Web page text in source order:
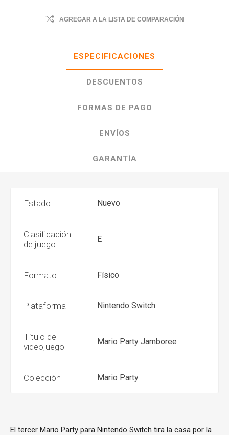
AGREGAR A LA LISTA DE COMPARACIÓN
ESPECIFICACIONES
DESCUENTOS
FORMAS DE PAGO
ENVÍOS
GARANTÍA
Estado Nuevo
Clasificación
de juego
E
Formato Físico
Plataforma Nintendo Switch
Título del
videojuego
Mario Party Jamboree
Colección Mario Party
El tercer Mario Party para Nintendo Switch tira la casa por la